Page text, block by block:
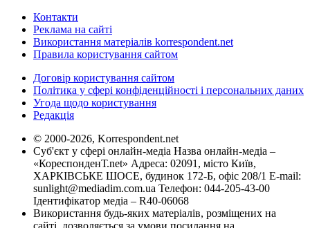
Контакти
Реклама на сайті
Використання матеріалів korrespondent.net
Правила користування сайтом
Договір користування сайтом
Політика у сфері конфіденційності і персональних даних
Угода щодо користування
Редакція
© 2000-2026, Korrespondent.net
Суб'єкт у сфері онлайн-медіа Назва онлайн-медіа –
«КореспонденТ.net» Адреса: 02091, місто Київ,
ХАРКІВСЬКЕ ШОСЕ, будинок 172-Б, офіс 208/1 E-mail:
sunlight@mediadim.com.ua Телефон: 044-205-43-00
Ідентифікатор медіа – R40-06068
Використання будь-яких матеріалів, розміщених на
сайті, дозволяється за умови посилання на